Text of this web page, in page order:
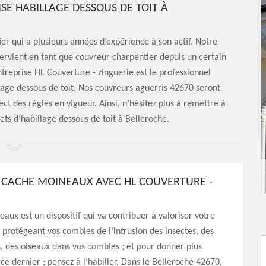
HABILLAGE DESSOUS DE TOIT À
qui a plusieurs années d’expérience à son actif. Notre
en tant que couvreur charpentier depuis un certain
HL Couverture - zinguerie est le professionnel
dessous de toit. Nos couvreurs aguerris 42670 seront
des règles en vigueur. Ainsi, n’hésitez plus à remettre à
d’habillage dessous de toit à Belleroche.
MOINEAUX AVEC HL COUVERTURE -
est un dispositif qui va contribuer à valoriser votre
vos combles de l’intrusion des insectes, des
des oiseaux dans vos combles ; et pour donner plus
dernier ; pensez à l’habiller. Dans le Belleroche 42670,